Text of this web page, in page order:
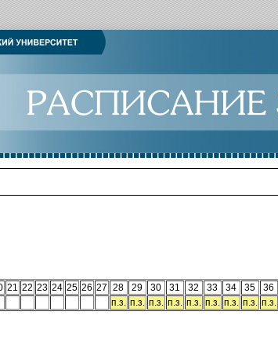
21 22 23 24 25 26 27 28 29 30 31 32 33 34 35 36
п.з. п.з. п.з. п.з. п.з. п.з. п.з. п.з. п.з.